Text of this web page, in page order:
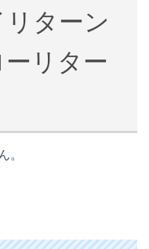
ターン
リター
。